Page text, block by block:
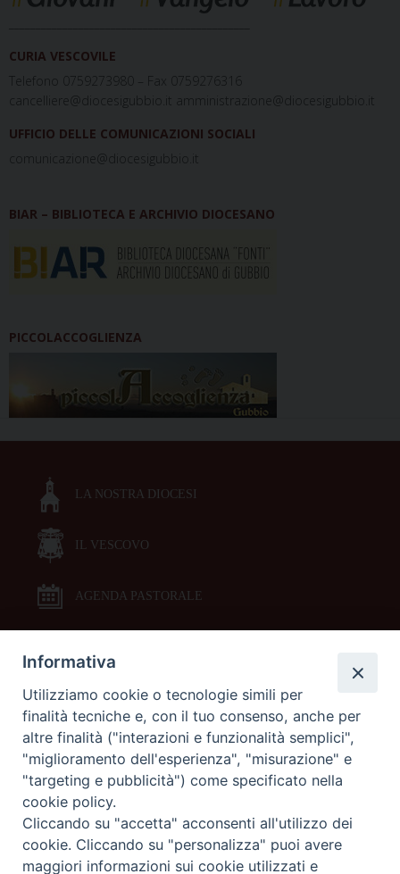
CURIA VESCOVILE
Telefono 0759273980 – Fax 0759276316
cancelliere@diocesigubbio.it amministrazione@diocesigubbio.it
UFFICIO DELLE COMUNICAZIONI SOCIALI
comunicazione@diocesigubbio.it
BIAR – BIBLIOTECA E ARCHIVIO DIOCESANO
PICCOLACCOGLIENZA
LA NOSTRA DIOCESI
IL VESCOVO
AGENDA PASTORALE
DOCUMENTI PASTORALI
ORARI MESSE
LITURGIA DELLE ORE
GALLERIE FOTOGRAFICHE
Informativa
Utilizziamo cookie o tecnologie simili per
finalità tecniche e, con il tuo consenso, anche per
altre finalità ("interazioni e funzionalità semplici",
"miglioramento dell'esperienza", "misurazione" e
"targeting e pubblicità") come specificato nella
cookie policy.
Cliccando su "accetta" acconsenti all'utilizzo dei
cookie. Cliccando su "personalizza" puoi avere
maggiori informazioni sui cookie utilizzati e